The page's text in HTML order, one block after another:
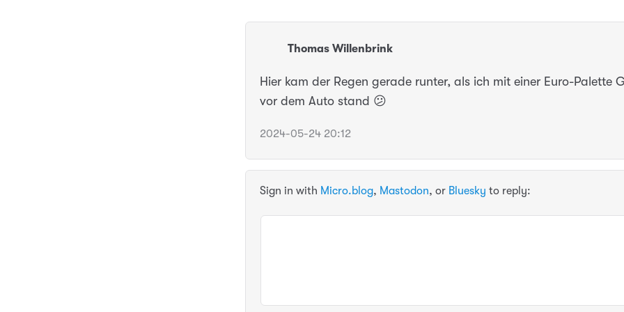
Thomas Willenbrink
Hier kam der Regen gerade runter, als ich mit einer Euro-Palette
vor dem Auto stand 😕
2024-05-24 20:12
Sign in with Micro.blog, Mastodon, or Bluesky to reply: